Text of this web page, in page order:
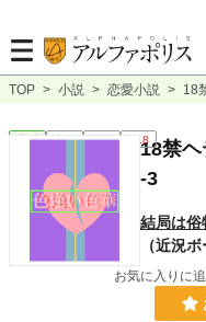
TOP > 小説 > 恋愛小説 > 18
恋愛 完結 短編 R1818禁ヘ
-3
結局は
（近況ボ
お気に入りに